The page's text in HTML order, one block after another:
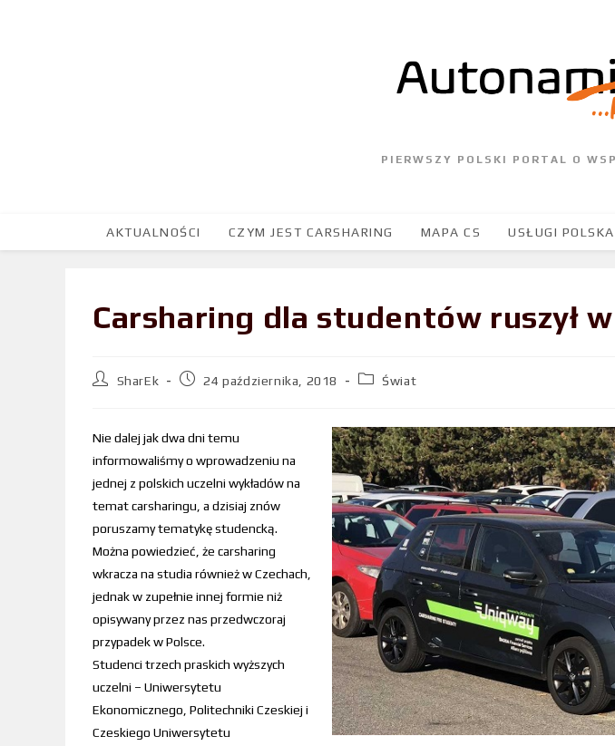
PIERWSZY POLSKI PORTAL O
AKTUALNOŚCI CZYM JEST CARSHARING MAPA CS USŁUGI POLSKA
Carsharing dla studentów ruszył
SharEk 24 października, 2018 Świat
Nie dalej jak dwa dni temu
informowaliśmy o wprowadzeniu na
jednej z polskich uczelni wykładów na
temat carsharingu, a dzisiaj znów
poruszamy tematykę studencką.
Można powiedzieć, że carsharing
wkracza na studia również w Czechach,
jednak w zupełnie innej formie niż
opisywany przez nas przedwczoraj
przypadek w Polsce.
Studenci trzech praskich wyższych
uczelni – Uniwersytetu
Ekonomicznego, Politechniki Czeskiej i
Czeskiego Uniwersytetu